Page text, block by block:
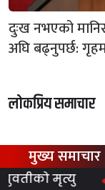
दुःख नभएको
अघि बढ्नुपर्छ:
लोकप्रिय समाचार
मुख्य समाचार
मृत्यु